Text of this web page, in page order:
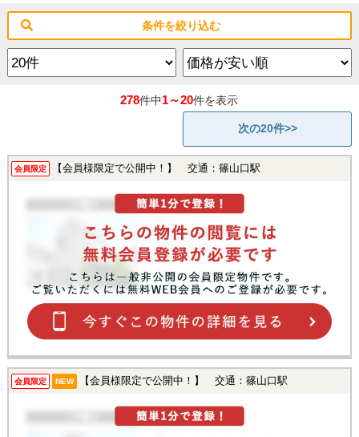
条件を絞り込む
278件中1～20件を表示
次の20件>>
会員限定 【会員様限定で公開中！】 交通：篠山口駅
会員限定 NEW 【会員様限定で公開中！】 交通：篠山口駅